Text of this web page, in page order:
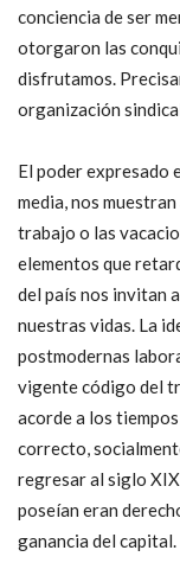
conciencia de ser
otorgaron las
disfrutamos.
organización
El poder expresado
media, nos
trabajo o las
elementos que
del país nos invitan
nuestras vidas. La
postmodernas
vigente código del
acorde a los
correcto,
regresar al siglo
poseían eran
ganancia del capital.